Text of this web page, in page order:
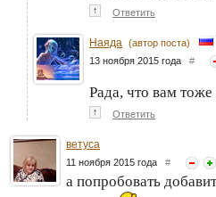
↑ Ответить
Наяда (автор поста)
13 ноября 2015 года #
Рада, что вам тоже
↑ Ответить
ветуса
11 ноября 2015 года #
а попробовать